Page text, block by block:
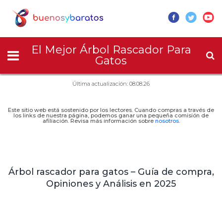
El Mejor Árbol Rascador Para
Gatos
Última actualización: 08.08.26
Este sitio web está sostenido por los lectores. Cuando compras a través de
los links de nuestra página, podemos ganar una pequeña comisión de
afiliación. Revisa más información sobre nosotros.
Árbol rascador para gatos – Guía de compra,
Opiniones y Análisis en 2025